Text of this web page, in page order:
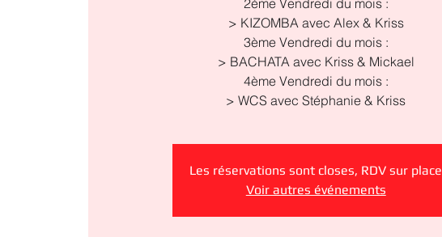
2ème Vendredi du mois :
> KIZOMBA avec Alex & Kriss
3ème Vendredi du mois :
> BACHATA avec Kriss & Mickael
4ème Vendredi du mois :
> WCS avec Stéphanie & Kriss
Les réservations sont closes, RDV sur place
Voir autres événements